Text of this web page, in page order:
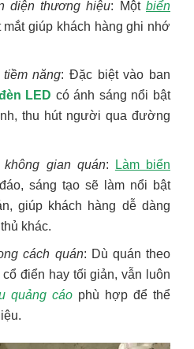
diện thương hiệu: Mộtbiển
giúp khách hàng ghi nhớ
năng: Đặc biệt vào ban
LED có ánh sáng nổi bật
thu hút người qua đường
gian quán:
Làm biển
sáng tạo sẽ làm nổi bật
giúp khách hàng dễ dàng
khác.
cách quán: Dù quán theo
điển hay tối giản, vẫn luôn
quảng cáo phù hợp để thể